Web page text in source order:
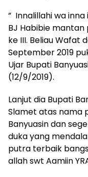
” Innalillahi wa
BJ Habibie mantan
ke III. Beliau Wafat
September 2019
Ujar Bupati
(12/9/2019).
Lanjut dia Bupati
Slamet atas nama
Banyuasin dan
duka yang
putra terbaik
allah swt Aamiin